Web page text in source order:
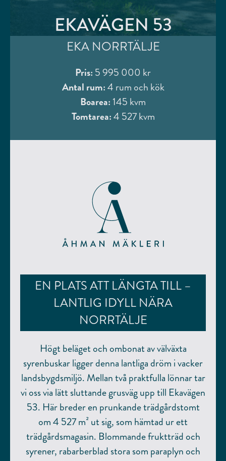
EKAVÄGEN 53
EKA NORRTÄLJE
Pris: 5 995 000 kr
Antal rum:4 rum och kök
Boarea:145 kvm
Tomtarea:4 527 kvm
EN PLATS ATT LÄNGTA TILL –
LANTLIG IDYLL NÄRA
NORRTÄLJE
Högt beläget och ombonat av välväxta
syrenbuskar ligger denna lantliga dröm i vacker
landsbygdsmiljö. Mellan två praktfulla lönnar tar
vi oss via lätt sluttande grusväg upp till Ekavägen
53. Här breder en prunkande trädgårdstomt
om 4 527 m² ut sig, som hämtad ur ett
trädgårdsmagasin. Blommande fruktträd och
syrener, rabarberblad stora som paraplyn och